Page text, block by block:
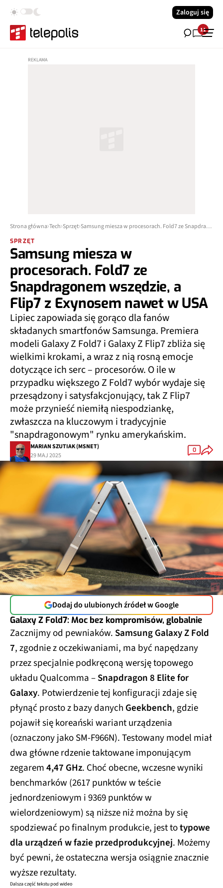
Zaloguj się
11
Strona główna Tech Sprzęt Samsung miesza w procesorach. Fold7 ze Snapdragonem wszędzie, a Flip7 z Exynosem nawet w USA
SPRZĘT
Samsung miesza w
procesorach. Fold7 ze
Snapdragonem wszędzie, a
Flip7 z Exynosem nawet w USA
Lipiec zapowiada się gorąco dla fanów
składanych smartfonów Samsunga. Premiera
modeli Galaxy Z Fold7 i Galaxy Z Flip7 zbliża się
wielkimi krokami, a wraz z nią rosną emocje
dotyczące ich serc – procesorów. O ile w
przypadku większego Z Fold7 wybór wydaje się
przesądzony i satysfakcjonujący, tak Z Flip7
może przynieść niemiłą niespodziankę,
zwłaszcza na kluczowym i tradycyjnie
"snapdragonowym" rynku amerykańskim.
MARIAN SZUTIAK (MSNET)
29 MAJ 2025
0
Dodaj do ulubionych źródeł w Google
Galaxy Z Fold7: Moc bez kompromisów, globalnie
Zacznijmy od pewniaków. Samsung Galaxy Z Fold
7, zgodnie z oczekiwaniami, ma być napędzany
przez specjalnie podkręconą wersję topowego
układu Qualcomma –Snapdragon 8 Elite for
Galaxy. Potwierdzenie tej konfiguracji zdaje się
płynąć prosto z bazy danych Geekbench, gdzie
pojawił się koreański wariant urządzenia
(oznaczony jako SM-F966N). Testowany model miał
dwa główne rdzenie taktowane imponującym
zegarem4,47 GHz. Choć obecne, wczesne wyniki
benchmarków (2617 punktów w teście
jednordzeniowym i 9369 punktów w
wielordzeniowym) są niższe niż można by się
spodziewać po finalnym produkcie, jest totypowe
dla urządzeń w fazie przedprodukcyjnej. Możemy
być pewni, że ostateczna wersja osiągnie znacznie
wyższe rezultaty.
Dalsza część tekstu pod wideo